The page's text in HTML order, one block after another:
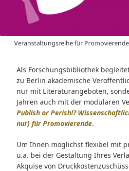
Veranstaltungsreihe für Promovierende
Als Forschungsbibliothek
zu Berlin akademische
nur mit Literaturangeboten,
Jahren auch mit der modularen
Publish or Perish!?
nur) für Promovierende.
Um Ihnen möglichst flexibel mit
u.a. bei der Gestaltung Ihres
Akquise von